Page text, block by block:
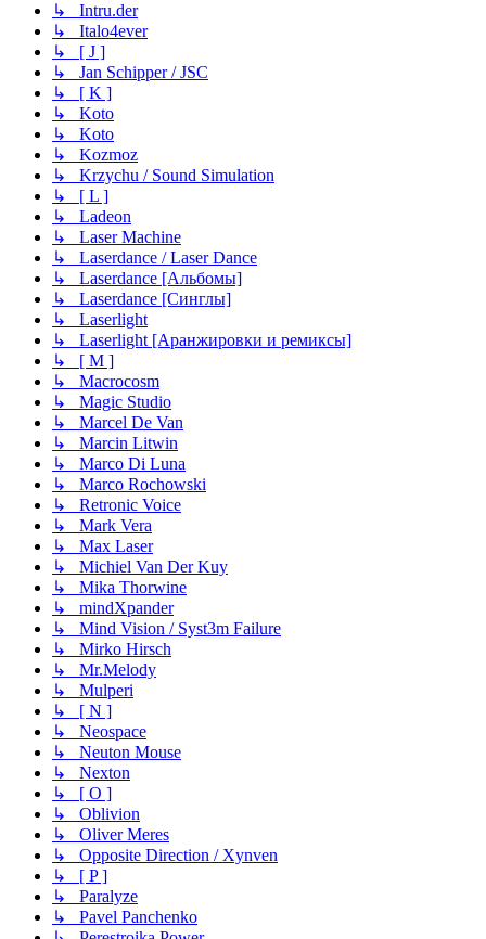
↳ Intru.der
↳ Italo4ever
↳ [ J ]
↳ Jan Schipper / JSC
↳ [ K ]
↳ Koto
↳ Koto
↳ Kozmoz
↳ Krzychu / Sound Simulation
↳ [ L ]
↳ Ladeon
↳ Laser Machine
↳ Laserdance / Laser Dance
↳ Laserdance [Альбомы]
↳ Laserdance [Синглы]
↳ Laserlight
↳ Laserlight [Аранжировки и ремиксы]
↳ [ M ]
↳ Macrocosm
↳ Magic Studio
↳ Marcel De Van
↳ Marcin Litwin
↳ Marco Di Luna
↳ Marco Rochowski
↳ Retronic Voice
↳ Mark Vera
↳ Max Laser
↳ Michiel Van Der Kuy
↳ Mika Thorwine
↳ mindXpander
↳ Mind Vision / Syst3m Failure
↳ Mirko Hirsch
↳ Mr.Melody
↳ Mulperi
↳ [ N ]
↳ Neospace
↳ Neuton Mouse
↳ Nexton
↳ [ O ]
↳ Oblivion
↳ Oliver Meres
↳ Opposite Direction / Xynven
↳ [ P ]
↳ Paralyze
↳ Pavel Panchenko